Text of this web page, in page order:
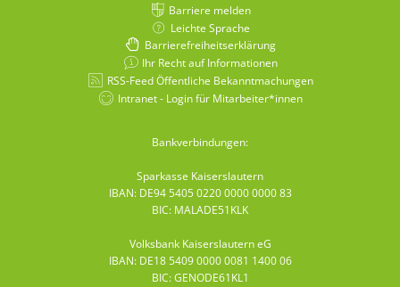
Barriere melden
Leichte Sprache
Barrierefreiheitserklärung
Ihr Recht auf Informationen
RSS-Feed Öffentliche Bekanntmachungen
Intranet - Login für Mitarbeiter*innen
Bankverbindungen:
Sparkasse Kaiserslautern
IBAN: DE94 5405 0220 0000 0000 83
BIC: MALADE51KLK
Volksbank Kaiserslautern eG
IBAN: DE18 5409 0000 0081 1400 06
BIC: GENODE61KL1